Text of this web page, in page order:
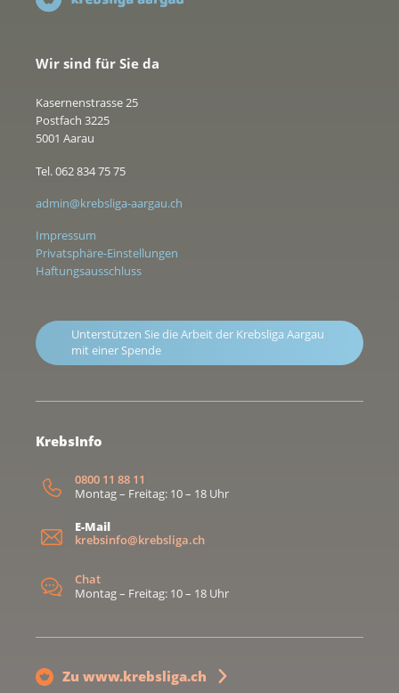
Wir sind für Sie da
Kasernenstrasse 25
Postfach 3225
5001 Aarau
Tel. 062 834 75 75
admin@krebsliga-aargau.ch
Impressum
Privatsphäre-Einstellungen
Haftungsausschluss
Unterstützen Sie die Arbeit der Krebsliga Aargau
mit einer Spende
KrebsInfo
0800 11 88 11
Montag – Freitag: 10 – 18 Uhr
E-Mail
krebsinfo@krebsliga.ch
Chat
Montag – Freitag: 10 – 18 Uhr
Zu www.krebsliga.ch